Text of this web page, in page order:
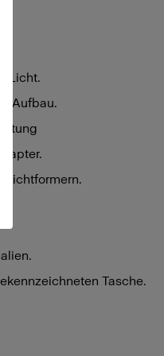
Licht.
Aufbau.
Tasche.